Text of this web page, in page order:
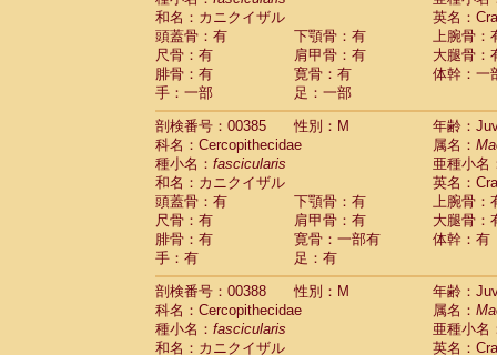
和名：カニクイザル
英名：
頭蓋骨：有
下顎骨：有
上腕骨：
尺骨：有
肩甲骨：有
大腿骨：
腓骨：有
寛骨：有
体幹：一
手：一部
足：一部
剖検番号：00385
性別：M
年齢：
科名：Cercopithecidae
属名：
種小名： fascicularis
亜種小名
和名：カニクイザル
英名：
頭蓋骨：有
下顎骨：有
上腕骨：
尺骨：有
肩甲骨：有
大腿骨：
腓骨：有
寛骨：一部有
体幹：有
手：有
足：有
剖検番号：00388
性別：M
年齢：
科名：Cercopithecidae
属名：
種小名： fascicularis
亜種小名
和名：カニクイザル
英名：